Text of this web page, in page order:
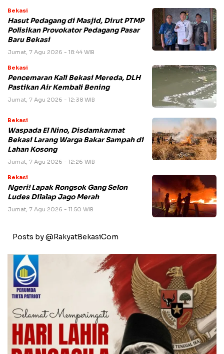
Bekasi
Hasut Pedagang di Masjid, Dirut PTMP
Polisikan Provokator Pedagang Pasar
Baru Bekasi
Jumat, 7 Agu 2026 - 18:44 WIB
Bekasi
Pencemaran Kali Bekasi Mereda, DLH
Pastikan Air Kembali Bening
Jumat, 7 Agu 2026 - 12:38 WIB
Bekasi
Waspada El Nino, Disdamkarmat
Bekasi Larang Warga Bakar Sampah di
Lahan Kosong
Jumat, 7 Agu 2026 - 12:26 WIB
Bekasi
Ngeri! Lapak Rongsok Gang Selon
Ludes Dilalap Jago Merah
Jumat, 7 Agu 2026 - 11:50 WIB
Posts by @RakyatBekasiCom